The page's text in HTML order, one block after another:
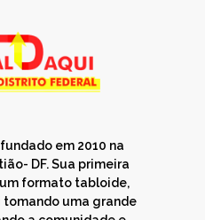
em 2010 na
DF. Sua primeira
formato tabloide,
uma grande